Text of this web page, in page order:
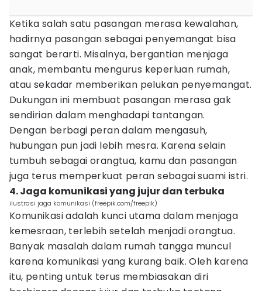
Ketika salah satu pasangan merasa kewalahan,
hadirnya pasangan sebagai penyemangat bisa
sangat berarti. Misalnya, bergantian menjaga
anak, membantu mengurus keperluan rumah,
atau sekadar memberikan pelukan penyemangat.
Dukungan ini membuat pasangan merasa gak
sendirian dalam menghadapi tantangan.
Dengan berbagi peran dalam mengasuh,
hubungan pun jadi lebih mesra. Karena selain
tumbuh sebagai orangtua, kamu dan pasangan
juga terus memperkuat peran sebagai suami istri.
4. Jaga komunikasi yang jujur dan terbuka
ilustrasi jaga komunikasi (freepik.com/freepik)
Komunikasi adalah kunci utama dalam menjaga
kemesraan, terlebih setelah menjadi orangtua.
Banyak masalah dalam rumah tangga muncul
karena komunikasi yang kurang baik. Oleh karena
itu, penting untuk terus membiasakan diri